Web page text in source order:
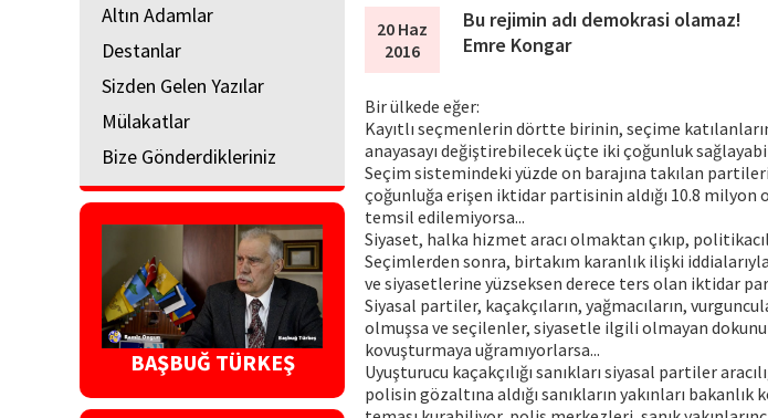
Altın Adamlar
Destanlar
Sizden Gelen Yazılar
Mülakatlar
Bize Gönderdikleriniz
BAŞBUĞ TÜRKEŞ
20 Haz
2016
Bu rejimin adı demokrasi olamaz!
Emre Kongar
Bir ülkede eğer:
Kayıtlı seçmenlerin dörtte birinin, seçime
anayasayı değiştirebilecek üçte iki çoğunluk
Seçim sistemindeki yüzde on barajına takılan
çoğunluğa erişen iktidar partisinin aldığı 10.8 milyon
temsil edilemiyorsa...
Siyaset, halka hizmet aracı olmaktan çıkıp,
Seçimlerden sonra, birtakım karanlık ilişki
ve siyasetlerine yüzseksen derece ters olan iktidar
Siyasal partiler, kaçakçıların, yağmacıların,
olmuşsa ve seçilenler, siyasetle ilgili olmayan
kovuşturmaya uğramıyorlarsa...
Uyuşturucu kaçakçılığı sanıkları siyasal partiler
polisin gözaltına aldığı sanıkların yakınları